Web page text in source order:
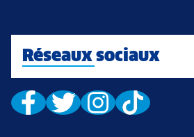
Réseaux sociaux